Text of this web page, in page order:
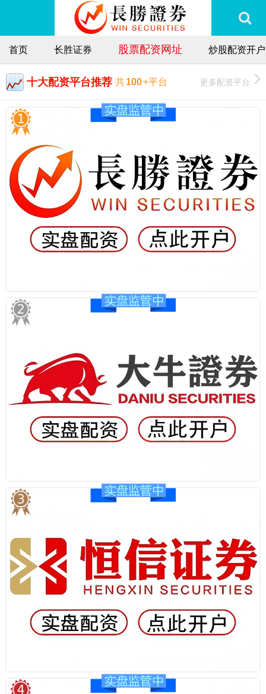
首页 长胜证券 股票配资网址 炒股配资开户
十大配资平台推荐 共100+平台 更多配资平台